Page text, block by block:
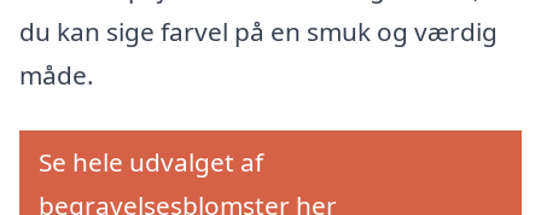
du kan sige farvel på en smuk og værdig
måde.
Se hele udvalget af
begravelsesblomster her